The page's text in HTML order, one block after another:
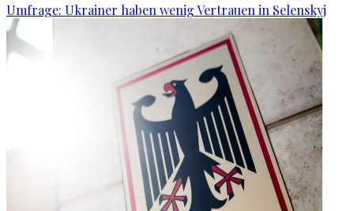
Umfrage: Ukrainer haben wenig Vertrauen in Selenskyj